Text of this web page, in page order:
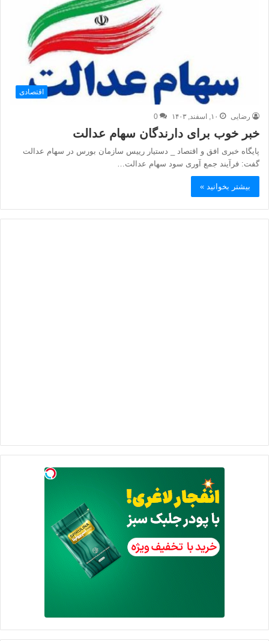
اقتصادی
رضایی ۱۰, اسفند, ۱۴۰۳ 0
خبر خوب برای دارندگان سهام عدالت
پایگاه خبری افق و اقتصاد _ دستیار رییس سازمان بورس در سهام عدالت
گفت: فرآیند جمع آوری سود سهام عدالت…
بیشتر بخوانید »